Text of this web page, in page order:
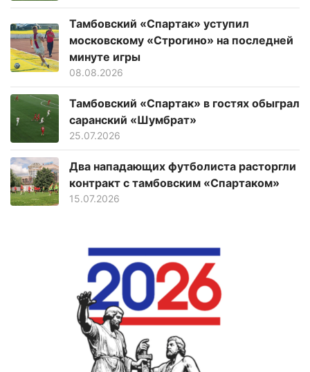
Тамбовский «Спартак» уступил
московскому «Строгино» на последней
минуте игры
08.08.2026
Тамбовский «Спартак» в гостях обыграл
саранский «Шумбрат»
25.07.2026
Два нападающих футболиста расторгли
контракт с тамбовским «Спартаком»
15.07.2026